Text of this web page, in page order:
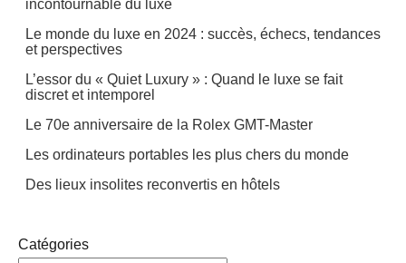
incontournable du luxe
Le monde du luxe en 2024 : succès, échecs, tendances
et perspectives
L’essor du « Quiet Luxury » : Quand le luxe se fait
discret et intemporel
Le 70e anniversaire de la Rolex GMT-Master
Les ordinateurs portables les plus chers du monde
Des lieux insolites reconvertis en hôtels
Catégories